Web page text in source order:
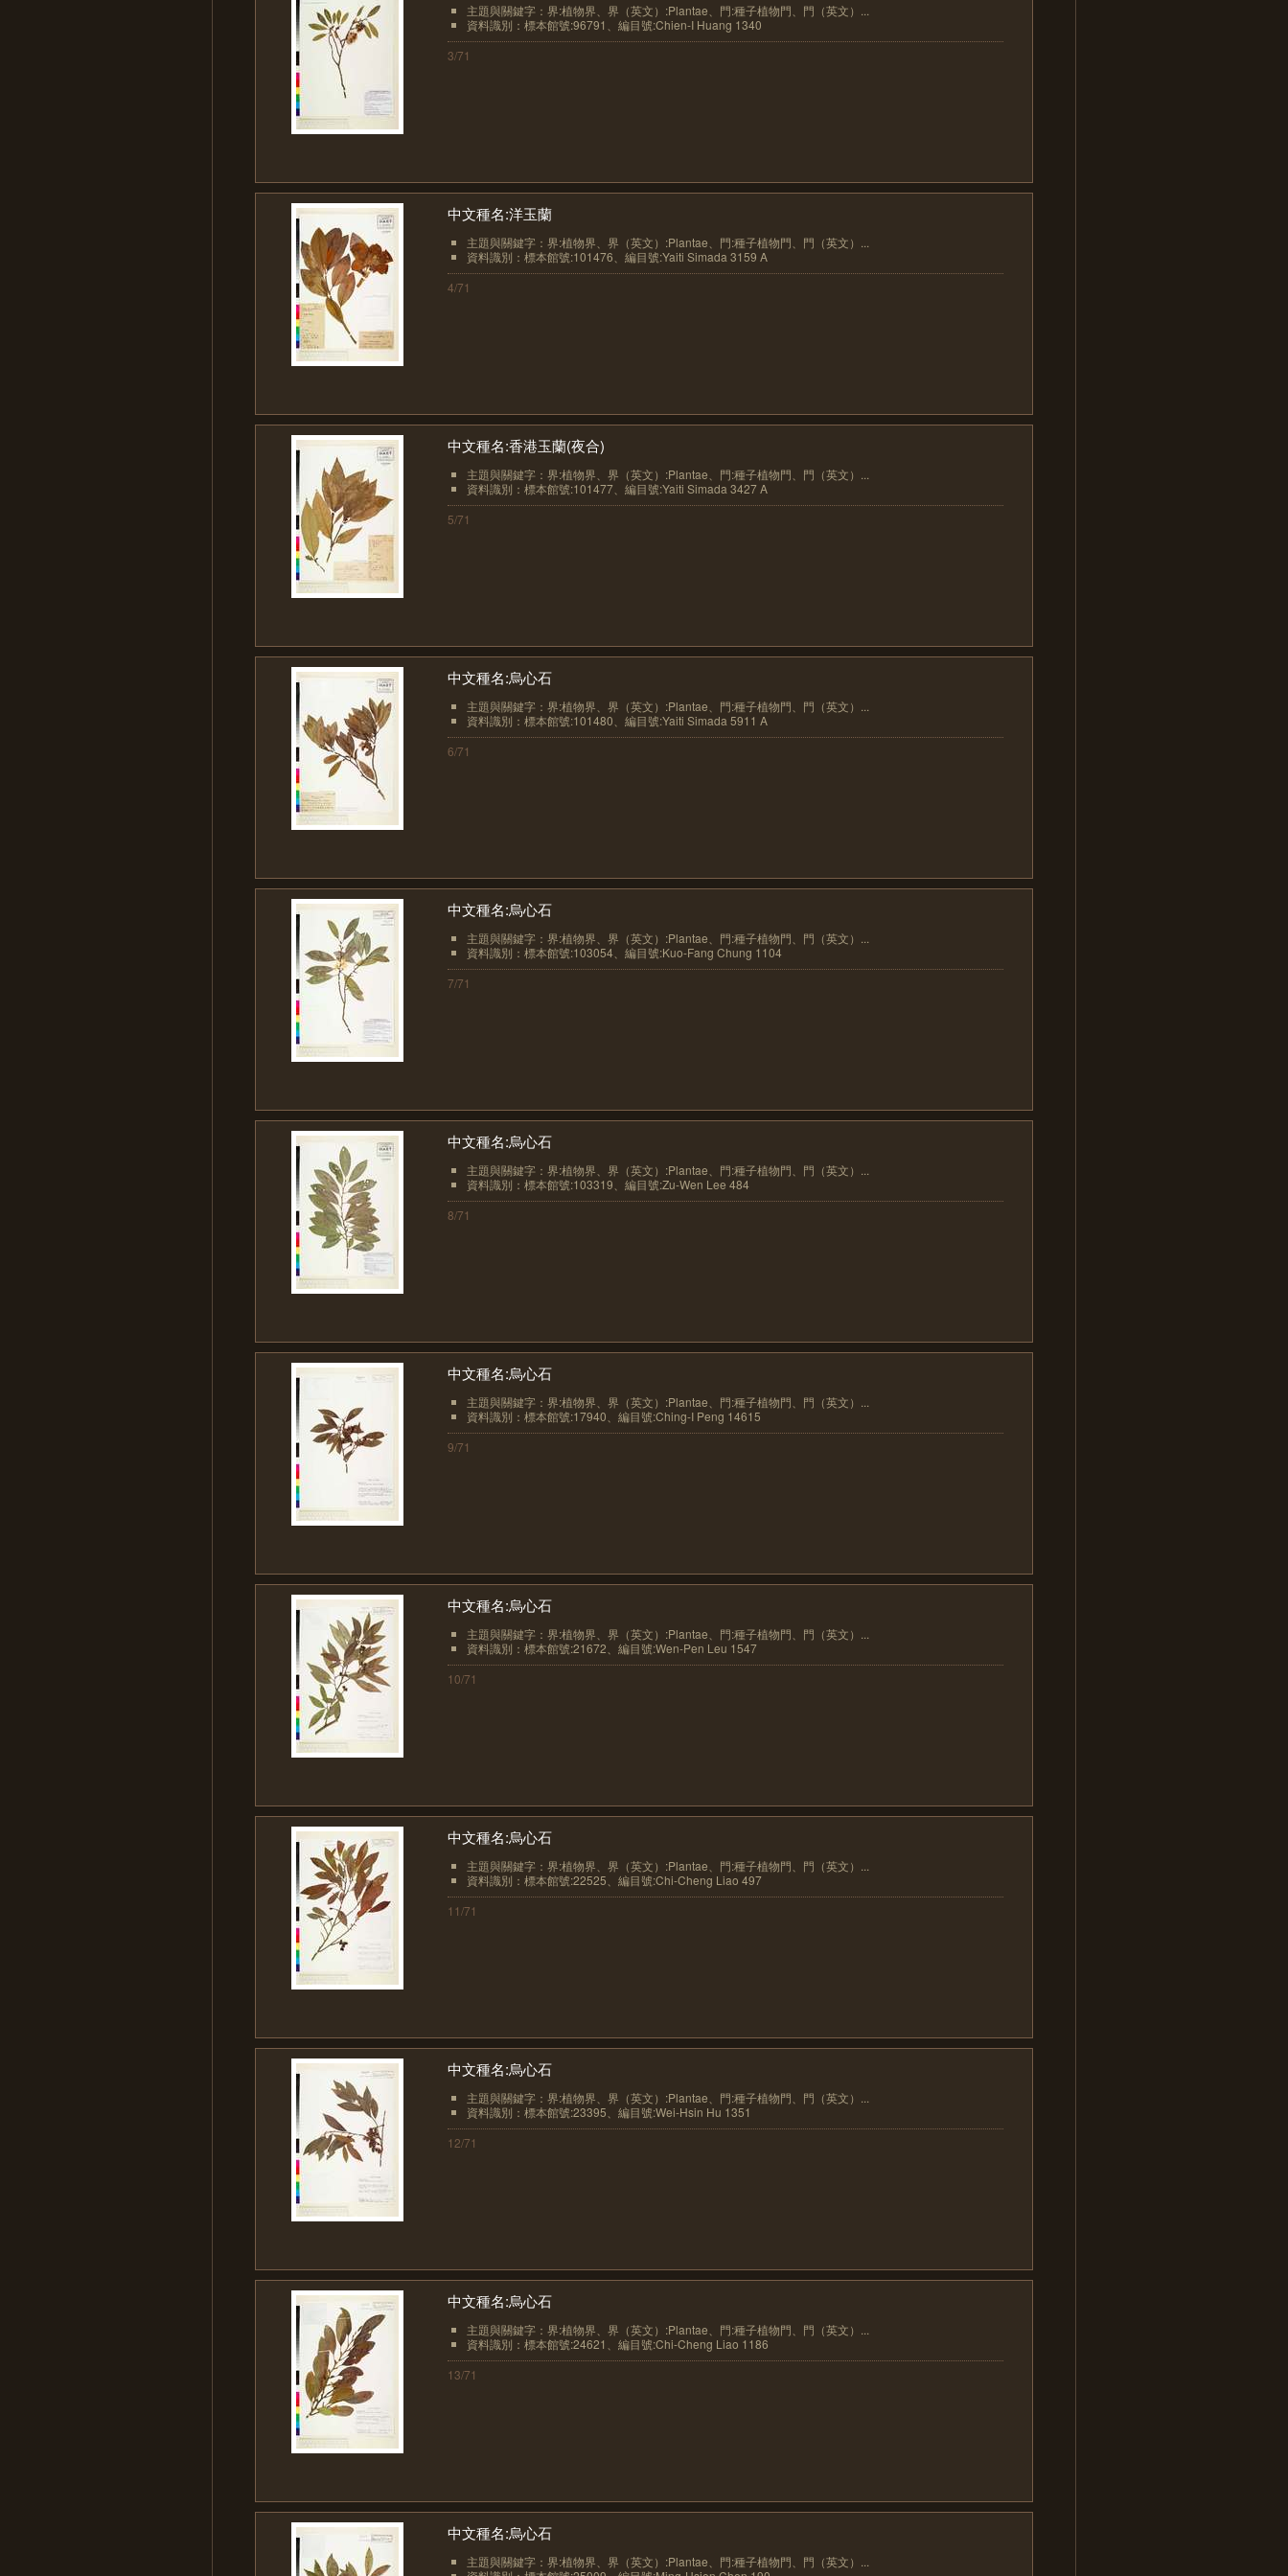
主題與關鍵字：界:植物界、界（英文）:Plantae、門:種子植物門、門（英文）...
資料識別：標本館號:96791、編目號:Chien-I Huang 1340
3/71
中文種名:洋玉蘭
主題與關鍵字：界:植物界、界（英文）:Plantae、門:種子植物門、門（英文）...
資料識別：標本館號:101476、編目號:Yaiti Simada 3159 A
4/71
中文種名:香港玉蘭(夜合)
主題與關鍵字：界:植物界、界（英文）:Plantae、門:種子植物門、門（英文）...
資料識別：標本館號:101477、編目號:Yaiti Simada 3427 A
5/71
中文種名:烏心石
主題與關鍵字：界:植物界、界（英文）:Plantae、門:種子植物門、門（英文）...
資料識別：標本館號:101480、編目號:Yaiti Simada 5911 A
6/71
中文種名:烏心石
主題與關鍵字：界:植物界、界（英文）:Plantae、門:種子植物門、門（英文）...
資料識別：標本館號:103054、編目號:Kuo-Fang Chung 1104
7/71
中文種名:烏心石
主題與關鍵字：界:植物界、界（英文）:Plantae、門:種子植物門、門（英文）...
資料識別：標本館號:103319、編目號:Zu-Wen Lee 484
8/71
中文種名:烏心石
主題與關鍵字：界:植物界、界（英文）:Plantae、門:種子植物門、門（英文）...
資料識別：標本館號:17940、編目號:Ching-I Peng 14615
9/71
中文種名:烏心石
主題與關鍵字：界:植物界、界（英文）:Plantae、門:種子植物門、門（英文）...
資料識別：標本館號:21672、編目號:Wen-Pen Leu 1547
10/71
中文種名:烏心石
主題與關鍵字：界:植物界、界（英文）:Plantae、門:種子植物門、門（英文）...
資料識別：標本館號:22525、編目號:Chi-Cheng Liao 497
11/71
中文種名:烏心石
主題與關鍵字：界:植物界、界（英文）:Plantae、門:種子植物門、門（英文）...
資料識別：標本館號:23395、編目號:Wei-Hsin Hu 1351
12/71
中文種名:烏心石
主題與關鍵字：界:植物界、界（英文）:Plantae、門:種子植物門、門（英文）...
資料識別：標本館號:24621、編目號:Chi-Cheng Liao 1186
13/71
中文種名:烏心石
主題與關鍵字：界:植物界、界（英文）:Plantae、門:種子植物門、門（英文）...